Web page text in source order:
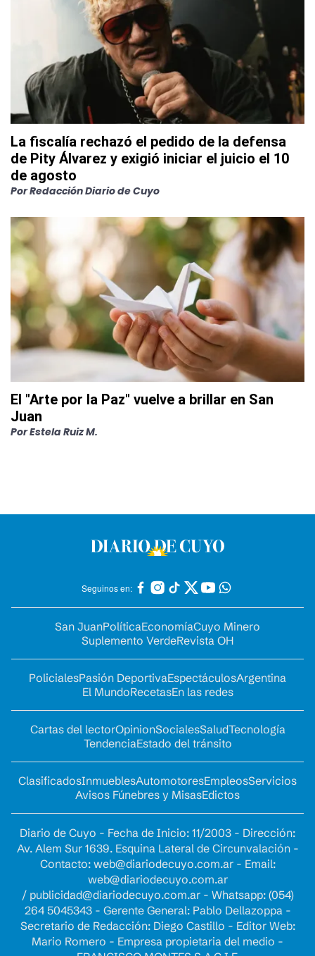
La fiscalía rechazó el pedido de la defensa
de Pity Álvarez y exigió iniciar el juicio el 10
de agosto
PorRedacción Diario de Cuyo
El "Arte por la Paz" vuelve a brillar en San
Juan
PorEstela Ruiz M.
Seguinos en:
San JuanPolíticaEconomíaCuyo Minero
Suplemento VerdeRevista OH
PolicialesPasión DeportivaEspectáculosArgentina
El MundoRecetasEn las redes
Cartas del lectorOpinionSocialesSaludTecnología
TendenciaEstado del tránsito
ClasificadosInmueblesAutomotoresEmpleosServicios
Avisos Fúnebres y MisasEdictos
Diario de Cuyo - Fecha de Inicio: 11/2003 - Dirección:
Av. Alem Sur 1639. Esquina Lateral de Circunvalación -
Contacto: web@diariodecuyo.com.ar- Email:
web@diariodecuyo.com.ar
/ publicidad@diariodecuyo.com.ar- Whatsapp: (054)
264 5045343 - Gerente General: Pablo Dellazoppa -
Secretario de Redacción: Diego Castillo - Editor Web:
Mario Romero - Empresa propietaria del medio -